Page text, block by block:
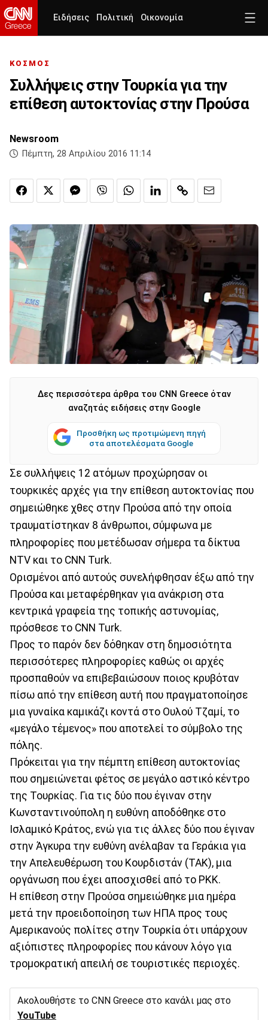
Ειδήσεις Πολιτική Οικονομία
ΚΟΣΜΟΣ
Συλλήψεις στην Τουρκία για την
επίθεση αυτοκτονίας στην Προύσα
Newsroom
Πέμπτη, 28 Απριλίου 2016 11:14
Δες περισσότερα άρθρα του CNN Greece όταν
αναζητάς ειδήσεις στην Google
Προσθήκη ως προτιμώμενη πηγή
στα αποτελέσματα Google
Σε συλλήψεις 12 ατόμων προχώρησαν οι
τουρκικές αρχές για την επίθεση αυτοκτονίας που
σημειώθηκε χθες στην Προύσα από την οποία
τραυματίστηκαν 8 άνθρωποι, σύμφωνα με
πληροφορίες που μετέδωσαν σήμερα τα δίκτυα
NTV και το CNN Turk.
Ορισμένοι από αυτούς συνελήφθησαν έξω από την
Προύσα και μεταφέρθηκαν για ανάκριση στα
κεντρικά γραφεία της τοπικής αστυνομίας,
πρόσθεσε το CNN Turk.
Προς το παρόν δεν δόθηκαν στη δημοσιότητα
περισσότερες πληροφορίες καθώς οι αρχές
προσπαθούν να επιβεβαιώσουν ποιος κρυβόταν
πίσω από την επίθεση αυτή που πραγματοποίησε
μια γυναίκα καμικάζι κοντά στο Ουλού Τζαμί, το
«μεγάλο τέμενος» που αποτελεί το σύμβολο της
πόλης.
Πρόκειται για την πέμπτη επίθεση αυτοκτονίας
που σημειώνεται φέτος σε μεγάλο αστικό κέντρο
της Τουρκίας. Για τις δύο που έγιναν στην
Κωνσταντινούπολη η ευθύνη αποδόθηκε στο
Ισλαμικό Κράτος, ενώ για τις άλλες δύο που έγιναν
στην Άγκυρα την ευθύνη ανέλαβαν τα Γεράκια για
την Απελευθέρωση του Κουρδιστάν (TAK), μια
οργάνωση που έχει αποσχισθεί από το PKK.
Η επίθεση στην Προύσα σημειώθηκε μια ημέρα
μετά την προειδοποίηση των ΗΠΑ προς τους
Αμερικανούς πολίτες στην Τουρκία ότι υπάρχουν
αξιόπιστες πληροφορίες που κάνουν λόγο για
τρομοκρατική απειλή σε τουριστικές περιοχές.
Ακολουθήστε το CNN Greece στο κανάλι μας στο
YouTube